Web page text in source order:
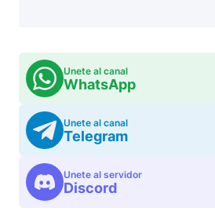
Unete al canal
WhatsApp
Unete al canal
Telegram
Unete al servidor
Discord